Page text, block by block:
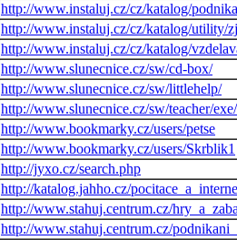
http://www.instaluj.cz/cz/katalog/
http://www.instaluj.cz/cz/katalog/utility/
http://www.instaluj.cz/cz/katalog/
http://www.slunecnice.cz/sw/cd-box/
http://www.slunecnice.cz/sw/littlehelp/
http://www.slunecnice.cz/sw/teacher/exe/
http://www.bookmarky.cz/users/petse
http://www.bookmarky.cz/users/Skrblik1
http://jyxo.cz/search.php
http://katalog.jahho.cz/
http://www.stahuj.centrum.cz/
http://www.stahuj.centrum.cz/